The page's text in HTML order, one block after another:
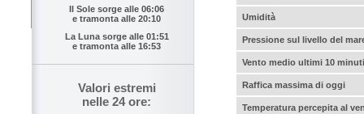
Il Sole sorge alle 06:06
e tramonta alle 20:10
La Luna sorge alle 01:51
e tramonta alle 16:53
Valori estremi
nelle 24 ore:
Umidità
Pressione sul livello del
Vento medio ultimi 10 minuti
Raffica massima di oggi
Temperatura percepita al